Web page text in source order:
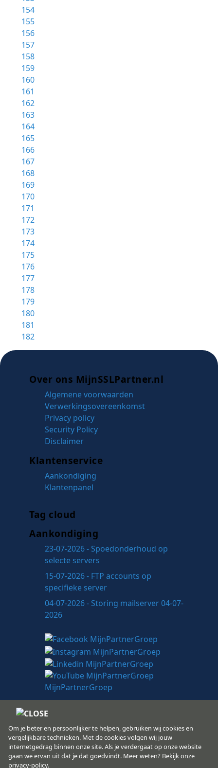
154
155
156
157
158
159
160
161
162
163
164
165
166
167
168
169
170
171
172
173
174
175
176
177
178
179
180
181
182
Over ons MijnSSLPartner.nl
Algemene voorwaarden
Verwerkingsovereenkomst
Privacy policy
Security Policy
Disclaimer
Klantenservice
Aankondiging
Klantenpanel
Tag cloud
Aankondiging
23-07-2026 - Spoedonderhoud op
selecte servers
15-07-2026 - FTP accounts op
specifieke server
04-07-2026 - Storing mailserver 04-07-
2026
MijnPartnerGroep.nl
Copyright© 2008 - 2026
Om je beter en persoonlijker te helpen, gebruiken wij cookies en
vergelijkbare technieken. Met de cookies volgen wij jouw
internetgedrag binnen onze site. Als je verdergaat op onze website
gaan we ervan uit dat je dat goedvindt. Meer weten? Bekijk onze
privacy-policy.